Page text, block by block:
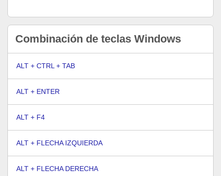
Combinación de teclas Windows
ALT + CTRL + TAB
ALT + ENTER
ALT + F4
ALT + FLECHA IZQUIERDA
ALT + FLECHA DERECHA